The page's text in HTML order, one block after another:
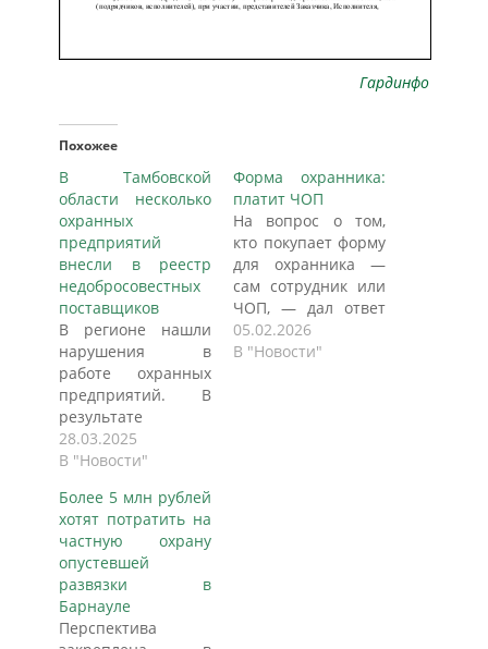
Гардинфо
Похожее
В Тамбовской
области несколько
охранных
предприятий
внесли в реестр
недобросовестных
поставщиков
В регионе нашли
нарушения в
работе охранных
предприятий. В
результате
несколько ЧОПов,
которые
защищённость
тамбовских
больниц и
поликлиник,
попали в «чёрный
список». Об этом
сообщили на
28.03.2025
В "Новости"
Форма охранника:
платит ЧОП
На вопрос о том,
кто покупает форму
для охранника —
сам сотрудник или
ЧОП, — дал ответ
авторитетный
правовой ресурс
05.02.2026
В "Новости"
Более 5 млн рублей
хотят потратить на
частную охрану
опустевшей
развязки в
Барнауле
Перспектива